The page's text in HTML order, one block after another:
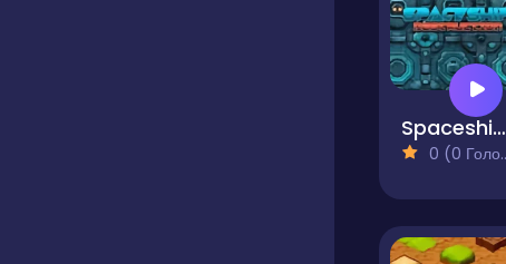
Spaceship Destruction
0 (0 Голосів)